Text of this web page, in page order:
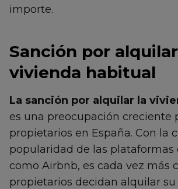
importe.
Sanción por alquilar
vivienda habitual
La sanción por alquilar la
es una preocupación creciente
propietarios en España. Con la
popularidad de las plataformas
como Airbnb, es cada vez más
propietarios decidan alquilar su